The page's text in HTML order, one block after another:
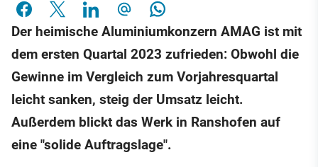
Der heimische Aluminiumkonzern AMAG ist mit
dem ersten Quartal 2023 zufrieden: Obwohl die
Gewinne im Vergleich zum Vorjahresquartal
leicht sanken, steig der Umsatz leicht.
Außerdem blickt das Werk in Ranshofen auf
eine "solide Auftragslage".